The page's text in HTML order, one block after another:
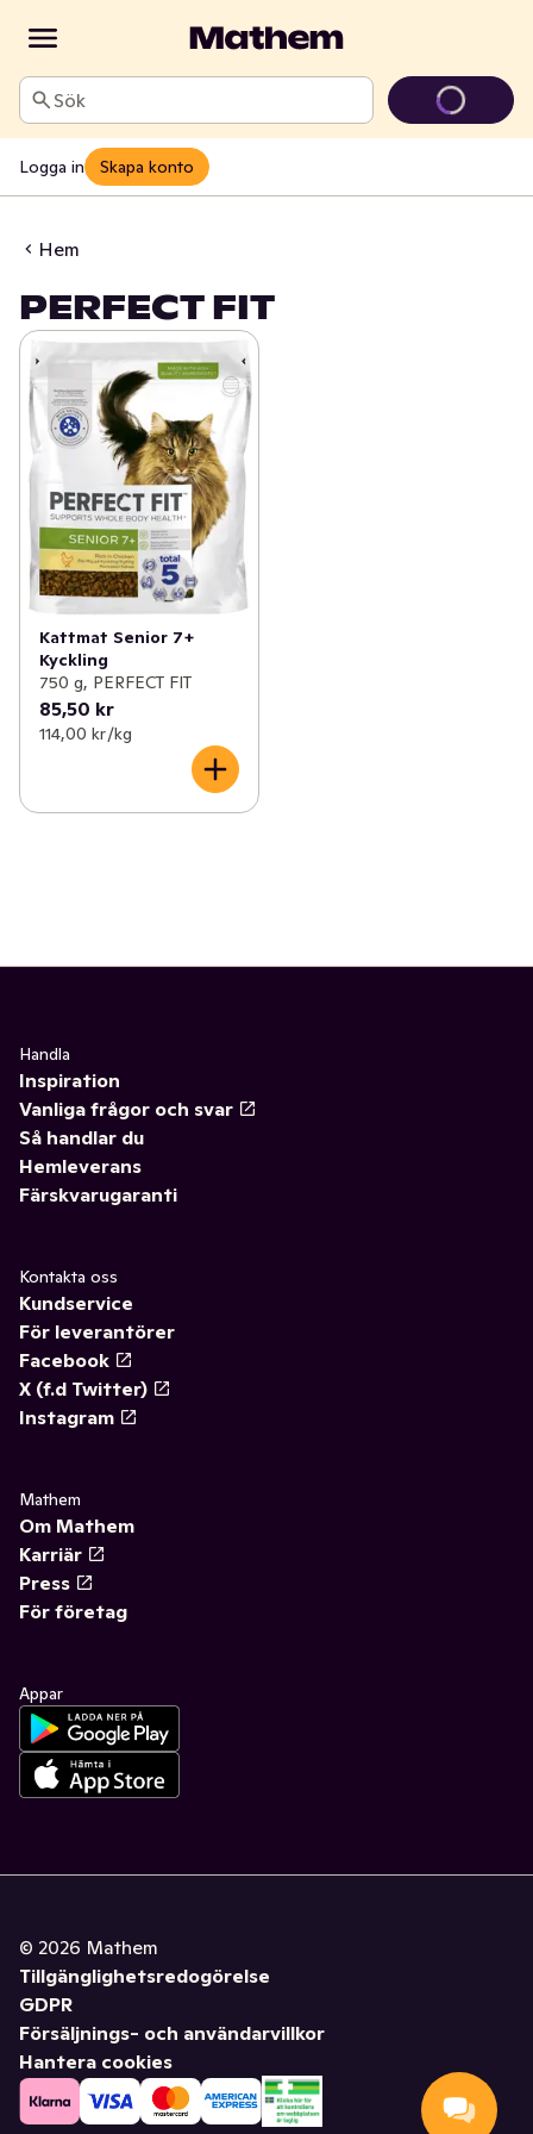
Sök
Logga in Skapa konto
Hem
PERFECT FIT
Kattmat Senior 7+
Kyckling
750 g, PERFECT FIT
85,50 kr
114,00 kr /kg
Handla
Inspiration
Vanliga frågor och svar
Så handlar du
Hemleverans
Färskvarugaranti
Kontakta oss
Kundservice
För leverantörer
Facebook
X (f.d Twitter)
Instagram
Mathem
Om Mathem
Karriär
Press
För företag
Appar
© 2026 Mathem
Tillgänglighetsredogörelse
GDPR
Försäljnings- och användarvillkor
Hantera cookies